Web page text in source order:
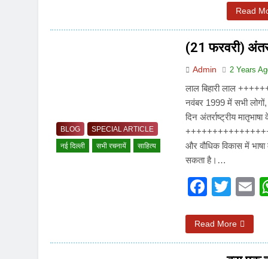
Read
BLOG
SPECIAL ARTICLE
नई दिल्ली
सभी रचनायें साहित्य
(21 फरवरी)
Admin 2 Years
लाल बिहारी लाल
नवंबर 1999 में सभी
दिन अंतर्राष्ट्रीय
और वौधिक विकास में भाषा
सकता है।…
Read More